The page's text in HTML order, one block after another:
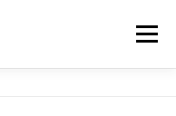
Menu